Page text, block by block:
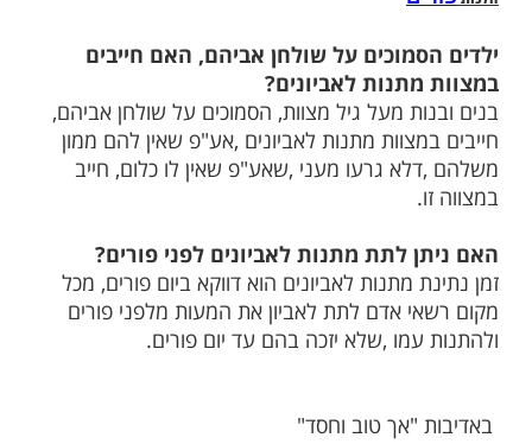
עוד תוכן חדש ומפתיע! התחברו לכל
שלנו בתהיליםבלחיצה כאן >>>​
על שולחן אביהם, האם חייבים
לאביונים?
מתנות לאביונים ,אע"פ שאין להם ממון